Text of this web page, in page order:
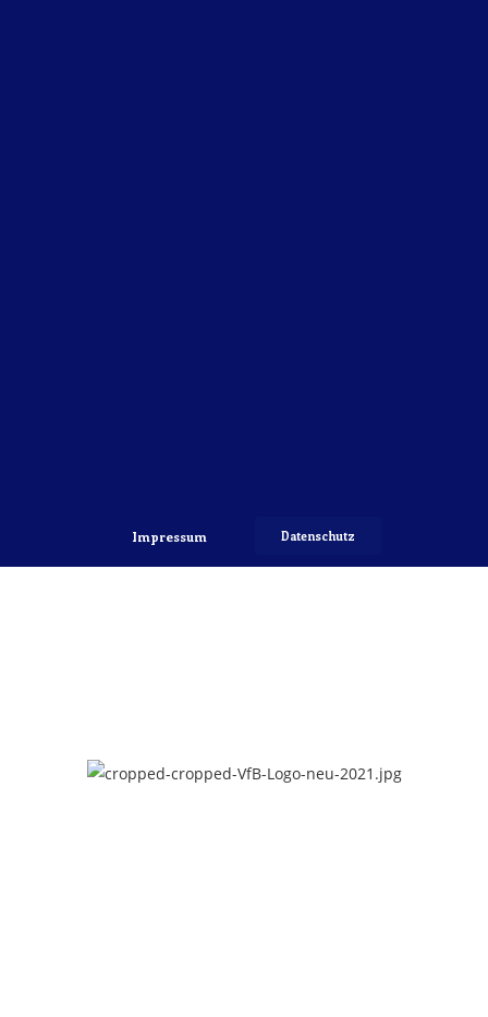
Impressum Datenschutz